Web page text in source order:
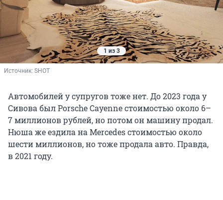
1 из 3
Источник: SHOT
Автомобилей у супругов тоже нет. До 2023 года у
Сивова был Porsche Сayenne стоимостью около 6–
7 миллионов рублей, но потом он машину продал.
Нюша же ездила на Mercedes стоимостью около
шести миллионов, но тоже продала авто. Правда,
в 2021 году.